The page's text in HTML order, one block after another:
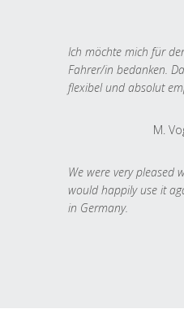
Ich möchte mich für
Fahrer/in bedanken.
flexibel und absolut
M.
We were very pleased
would happily use it
in Germany.